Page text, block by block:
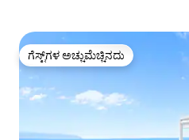
ಗೆಸ್ಟ್‌ಗಳ ಅಚ್ಚುಮೆಚ್ಚಿನದು
ಗೆಸ್ಟ್‌ಗಳ ಅಚ್ಚುಮೆಚ್ಚಿನದು